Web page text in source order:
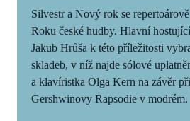
Silvestr a Nový rok se
Roku české hudby. Hlavní
Jakub Hrůša k této příležitosti
skladeb, v níž najde sólové
a klavíristka Olga Kern na závěr
Gershwinovy Rapsodie v modrém.